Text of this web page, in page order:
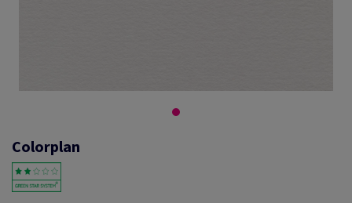
Colorplan